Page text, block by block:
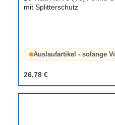
mit Splitterschutz
Auslaufartikel - solange
26,78 €